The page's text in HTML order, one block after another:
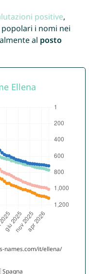
positive,
i nomi nei
al posto